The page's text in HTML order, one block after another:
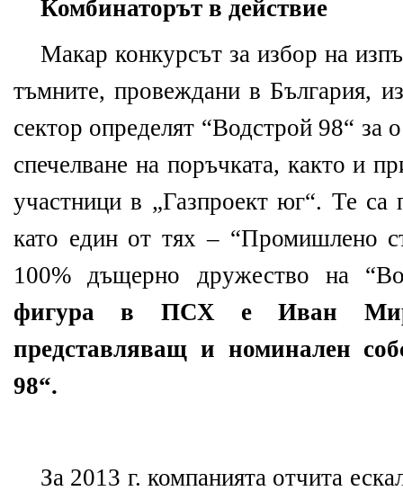
Комбинаторът в действие
Макар конкурсът за избор на
тъмните, провеждани в България,
сектор определят “Водстрой 98“ за
спечелване на поръчката, както и
участници в „Газпроект юг“. Те са
като един от тях – “Промишлено
100% дъщерно дружество на
фигура в ПСХ е Иван
представляващ и номинален
98“.
За 2013 г. компанията отчита